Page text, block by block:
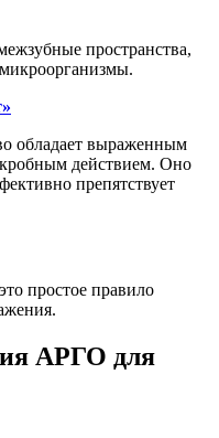
пространства,
обладает выраженным
действием. Оно
препятствует
простое правило
АРГО для